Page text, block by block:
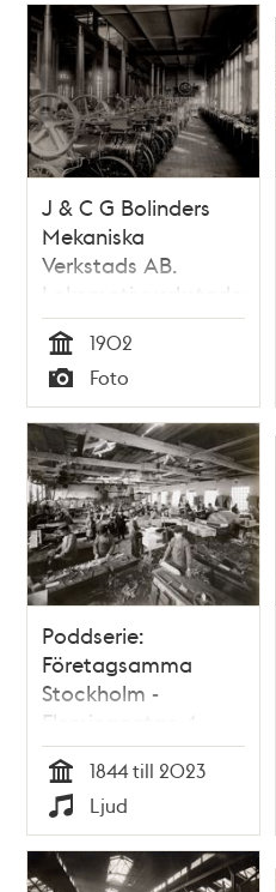
J & C G Bolinders
Mekaniska
Verkstads AB.
Lokomotivverkstaden.
Tid
1902
Typ
Foto
Poddserie:
Företagsamma
Stockholm -
Fleminggatan 4,
Bolinders Mekaniska
Verkstad
Tid
1844 till 2023
Typ
Ljud